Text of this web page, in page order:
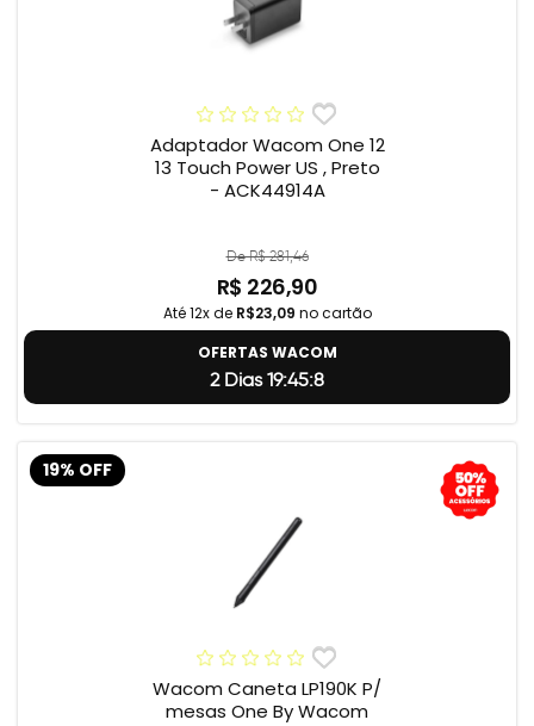
Adaptador Wacom One 12
13 Touch Power US , Preto
- ACK44914A
De R$ 281,46
R$ 226,90
Até 12x de R$23,09 no cartão
OFERTAS WACOM
2 Dias 19:45:7
19% OFF
Wacom Caneta LP190K P/
mesas One By Wacom